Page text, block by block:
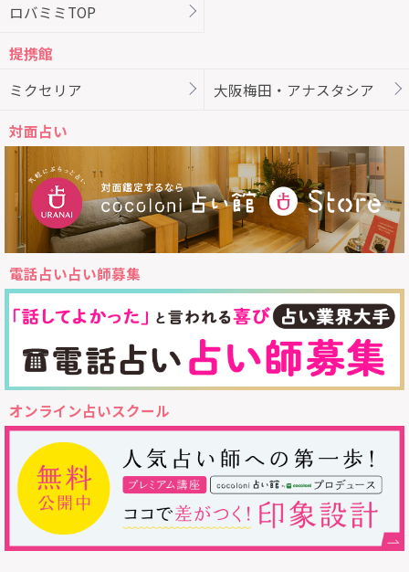
ロバミミTOP
提携館
ミクセリア
大阪梅田・アナスタシア
対面占い
電話占い占い師募集
オンライン占いスクール